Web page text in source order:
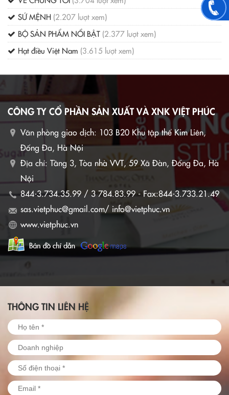
SỨ MỆNH (2.207 lượt xem)
BỘ SẢN PHẨM NỔI BẬT (2.377 lượt xem)
Hạt điều Việt Nam (3.615 lượt xem)
CÔNG TY CỔ PHẦN SẢN XUẤT VÀ XNK VIỆT PHÚC
Văn phòng giao dịch: 103 B20 Khu tập thể Kim Liên,
Đống Đa, Hà Nội
Địa chỉ: Tầng 3, Tòa nhà VVT, 59 Xã Đàn, Đống Đa, Hà
Nội
844-3.734.35.99 / 3 784.83.99 - Fax:844-3.733.21.49
sas.vietphuc@gmail.com/ info@vietphuc.vn
www.vietphuc.vn
THÔNG TIN LIÊN HỆ